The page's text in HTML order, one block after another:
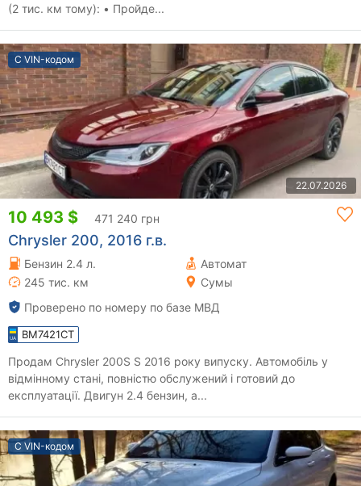
(2 тис. км тому): • Пройде...
С VIN-кодом
22.07.2026
10 493 $ 471 240 грн
Chrysler 200, 2016 г.в.
Бензин 2.4 л.
Автомат
245 тис. км
Сумы
Проверено по номеру по базе МВД
BM7421CT
Продам Chrysler 200S S 2016 року випуску. Автомобіль у
відмінному стані, повністю обслужений і готовий до
експлуатації. Двигун 2.4 бензин, а...
С VIN-кодом